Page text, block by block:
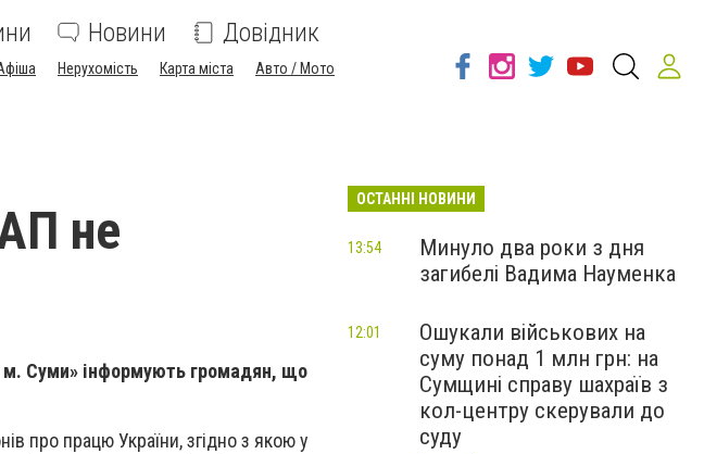
Новини Довідник
Нерухомість Карта міста
Авто / Мото
не
м. Суми» інформують громадян, що
про працю України, згідно з якою у
ОСТАННІ НОВИНИ
Минуло два роки з дня
загибелі Вадима Науменка
13:54
Ошукали військових на
суму понад 1 млн грн: на
Сумщині справу шахраїв з
кол-центру скерували до
суду
12:01